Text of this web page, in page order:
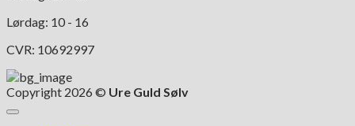
Lørdag: 10 - 16
CVR: 10692997
Copyright 2026 © Ure Guld Sølv